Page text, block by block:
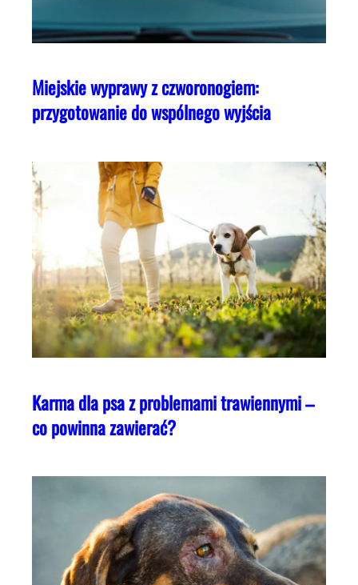
Miejskie wyprawy z czworonogiem:
przygotowanie do wspólnego wyjścia
Karma dla psa z problemami trawiennymi –
co powinna zawierać?